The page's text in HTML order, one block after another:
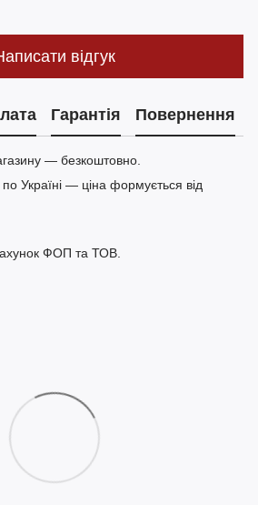
відгук
Гарантія Повернення
— безкоштовно.
Україні — ціна формується від
ФОП та ТОВ.